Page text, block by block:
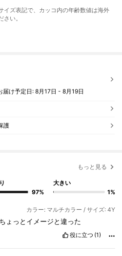
イズ表記で、カッコ内の年齢数値は海外
い。
届け予定日: 8月17日 - 8月19日
護
もっと見る
97%
大きい
1%
カラー: マルチカラー / サイズ: 4Y
ょっとイメージと違った
役に立つ (1)